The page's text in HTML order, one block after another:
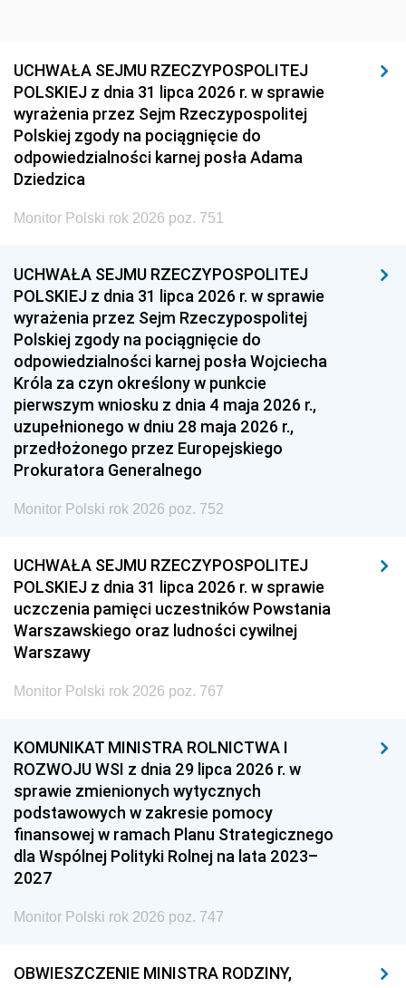
UCHWAŁA SEJMU RZECZYPOSPOLITEJ
POLSKIEJ z dnia 31 lipca 2026 r. w sprawie
wyrażenia przez Sejm Rzeczypospolitej
Polskiej zgody na pociągnięcie do
odpowiedzialności karnej posła Adama
Dziedzica
Monitor Polski rok 2026 poz. 751
UCHWAŁA SEJMU RZECZYPOSPOLITEJ
POLSKIEJ z dnia 31 lipca 2026 r. w sprawie
wyrażenia przez Sejm Rzeczypospolitej
Polskiej zgody na pociągnięcie do
odpowiedzialności karnej posła Wojciecha
Króla za czyn określony w punkcie
pierwszym wniosku z dnia 4 maja 2026 r.,
uzupełnionego w dniu 28 maja 2026 r.,
przedłożonego przez Europejskiego
Prokuratora Generalnego
Monitor Polski rok 2026 poz. 752
UCHWAŁA SEJMU RZECZYPOSPOLITEJ
POLSKIEJ z dnia 31 lipca 2026 r. w sprawie
uczczenia pamięci uczestników Powstania
Warszawskiego oraz ludności cywilnej
Warszawy
Monitor Polski rok 2026 poz. 767
KOMUNIKAT MINISTRA ROLNICTWA I
ROZWOJU WSI z dnia 29 lipca 2026 r. w
sprawie zmienionych wytycznych
podstawowych w zakresie pomocy
finansowej w ramach Planu Strategicznego
dla Wspólnej Polityki Rolnej na lata 2023–
2027
Monitor Polski rok 2026 poz. 747
OBWIESZCZENIE MINISTRA RODZINY,